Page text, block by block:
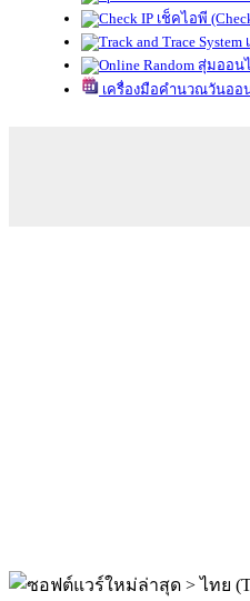
เช็คไอพี
สุ่มออน
เครื่องมือคำนวณวันออ